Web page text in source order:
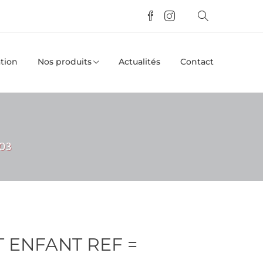
Nos produits Actualités Contact
ENFANT REF =